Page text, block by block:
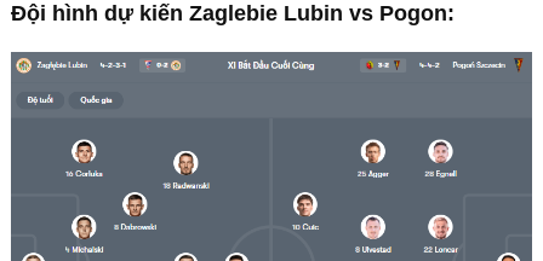
Đội hình dự kiến Zaglebie Lubin vs Pogon: